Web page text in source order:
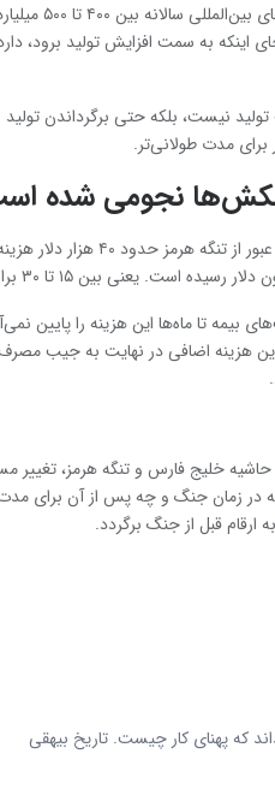
پیش از
اینکه به سمت افزایش تولید برود،
تولید نیست، بلکه حتی برگرداندن
برای مدت طولانی‌تر.
نجومی شده
قبل از جنگ، بیمه کردن هر
تا ماه‌ها این هزینه را پایین
هزینه اضافی در نهایت به جیب
خلیج فارس و تنگه هرمز، تغییر
زمان جنگ و چه پس از آن برای مدت
ارقام قبل از جنگ برگردد.
که پهنای کار چیست‌. تاریخ بیهقی